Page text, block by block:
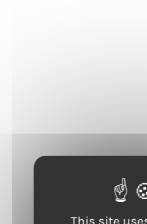
La
This site